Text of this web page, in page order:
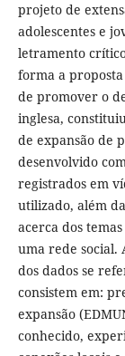
projeto de
adolescentes e
letramento
forma a
de promover o
inglesa,
de expansão de
desenvolvido
registrados em
utilizado, além
acerca dos
uma rede social.
dos dados se
consistem em:
expansão
conhecido,